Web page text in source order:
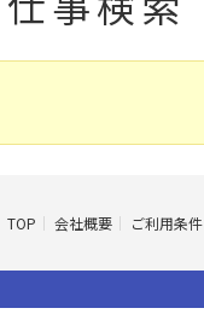
TOP 会社概要 ご利用条件